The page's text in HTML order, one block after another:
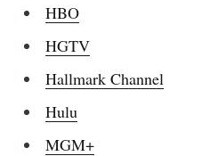
HBO
HGTV
Hallmark Channel
Hulu
MGM+